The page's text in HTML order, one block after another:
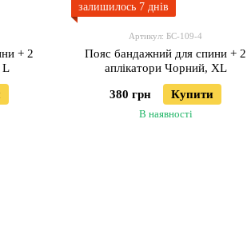
+ 2
L
залишилось 7 днів
Артикул: БС-109-4
Пояс бандажний для спини + 2
аплікатори Чорний, XL
380 грн Купити
В наявності